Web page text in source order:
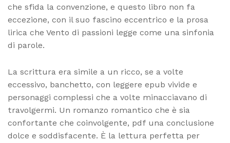
che sfida la convenzione, e questo libro non fa
eccezione, con il suo fascino eccentrico e la prosa
lirica che Vento di passioni legge come una sinfonia
di parole.
La scrittura era simile a un ricco, se a volte
eccessivo, banchetto, con leggere epub vivide e
personaggi complessi che a volte minacciavano di
travolgermi. Un romanzo romantico che è sia
confortante che coinvolgente, pdf una conclusione
dolce e soddisfacente. È la lettura perfetta per